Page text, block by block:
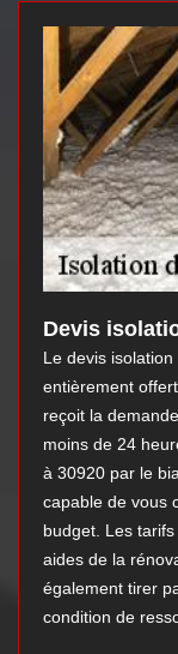
Devis
Le devis
entièrement
reçoit la
moins de 24
à 30920 par le
capable de vous
budget. Les
aides de la
également tirer
condition de